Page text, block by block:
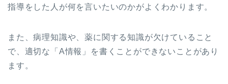
指導をした人が何を言いたいのかがよくわかります。
また、病理知識や、薬に関する知識が欠けていること
で、適切な「A情報」を書くことができないことがあり
ます。